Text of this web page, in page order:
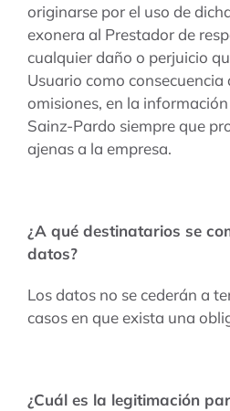
originarse por el uso de
exonera al Prestador de
cualquier daño o perjuicio
Usuario como consecuencia
omisiones, en la
Sainz-Pardo siempre que
ajenas a la empresa.
¿A qué destinatarios se
datos?
Los datos no se cederán a
casos en que exista una
¿Cuál es la legitimación